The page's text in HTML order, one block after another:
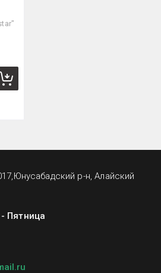
р-н, Алайский
Пятница